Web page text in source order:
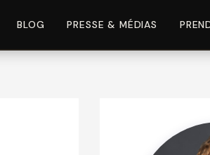
BLOG PRESSE & MÉDIAS